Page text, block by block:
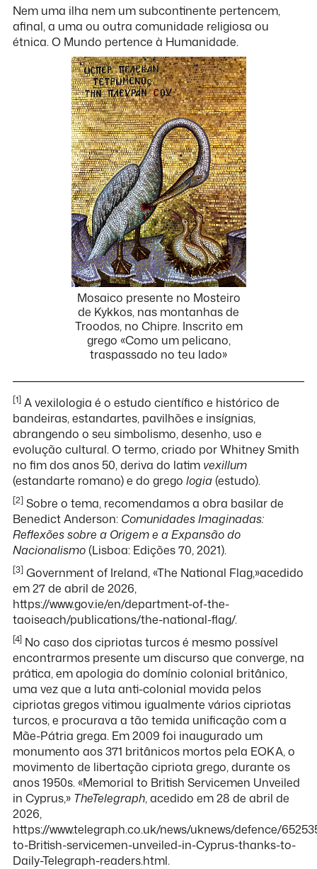
Nem uma ilha nem um subcontinente pertencem,
afinal, a uma ou outra comunidade religiosa ou
étnica. O Mundo pertence à Humanidade.
Mosaico presente no Mosteiro
de Kykkos, nas montanhas de
Troodos, no Chipre. Inscrito em
grego «Como um pelicano,
traspassado no teu lado»
[1] A vexilologia é o estudo científico e histórico de
bandeiras, estandartes, pavilhões e insígnias,
abrangendo o seu simbolismo, desenho, uso e
evolução cultural. O termo, criado por Whitney Smith
no fim dos anos 50, deriva do latim vexillum
(estandarte romano) e do grego logia(estudo).
[2] Sobre o tema, recomendamos a obra basilar de
Benedict Anderson: Comunidades Imaginadas:
Reflexões sobre a Origem e a Expansão do
Nacionalismo(Lisboa: Edições 70, 2021).
[3] Government of Ireland, «The National Flag,»acedido
em 27 de abril de 2026,
https://www.gov.ie/en/department-of-the-
taoiseach/publications/the-national-flag/.
[4] No caso dos cipriotas turcos é mesmo possível
encontrarmos presente um discurso que converge, na
prática, em apologia do domínio colonial britânico,
uma vez que a luta anti-colonial movida pelos
cipriotas gregos vitimou igualmente vários cipriotas
turcos, e procurava a tão temida unificação com a
Mãe-Pátria grega. Em 2009 foi inaugurado um
monumento aos 371 britânicos mortos pela EOKA, o
movimento de libertação cipriota grego, durante os
anos 1950s. «Memorial to British Servicemen Unveiled
in Cyprus,» TheTelegraph, acedido em 28 de abril de
2026,
https://www.telegraph.co.uk/news/uknews/defence/
to-British-servicemen-unveiled-in-Cyprus-thanks-to-
Daily-Telegraph-readers.html.